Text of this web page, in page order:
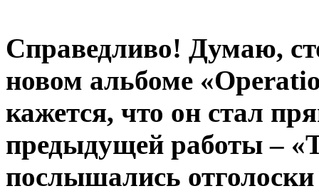
Справедливо! Думаю,
новом альбоме
кажется, что он стал
предыдущей работы –
послышались отголоски